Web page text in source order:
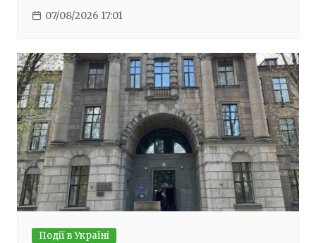
07/08/2026 17:01
Події в Україні